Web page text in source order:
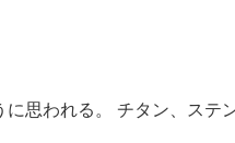
思われる。 チタン、ス